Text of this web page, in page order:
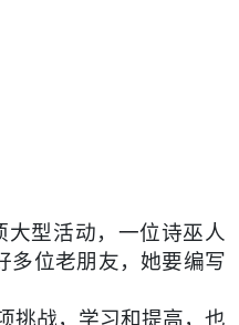
型活动，一位诗巫人
多位老朋友，她要编写
战，学习和提高，也